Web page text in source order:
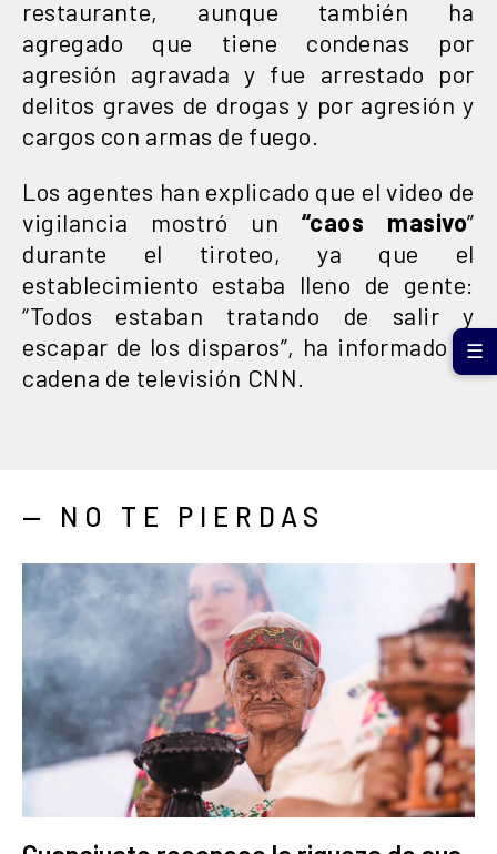
restaurante, aunque también ha
agregado que tiene condenas por
agresión agravada y fue arrestado por
delitos graves de drogas y por agresión y
cargos con armas de fuego.
Los agentes han explicado que el video de
vigilancia mostró un “caos masivo”
durante el tiroteo, ya que el
establecimiento estaba lleno de gente:
“Todos estaban tratando de salir y
escapar de los disparos”, ha informado la
cadena de televisión CNN.
— NO TE PIERDAS
☰